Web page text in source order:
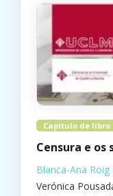
Capítulo de libro
Censura e os
Blanca-Ana Roig
Verónica